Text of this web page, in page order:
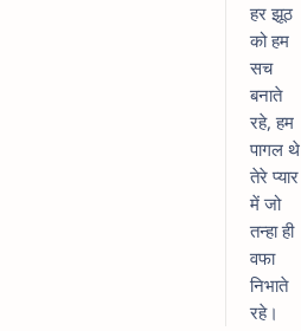
हर झूठ
को हम
सच
बनाते
रहे, हम
पागल थे
तेरे प्यार
में जो
तन्हा ही
वफा
निभाते
रहे।